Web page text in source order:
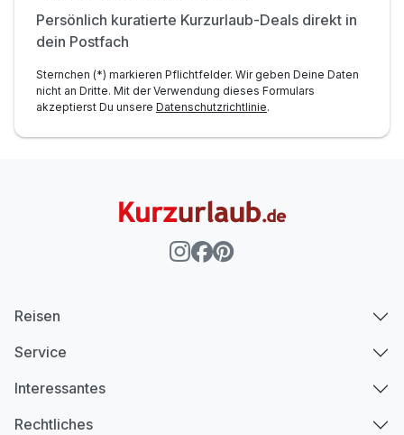
Persönlich kuratierte Kurzurlaub-Deals direkt in
dein Postfach
Sternchen (*) markieren Pflichtfelder. Wir geben Deine Daten
nicht an Dritte. Mit der Verwendung dieses Formulars
akzeptierst Du unsere Datenschutzrichtlinie.
Reisen
Service
Interessantes
Rechtliches